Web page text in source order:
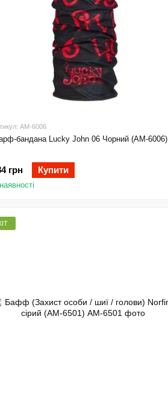
AM-6006
бандана Lucky John 06 Чорний (AM-6006)
грн Купити